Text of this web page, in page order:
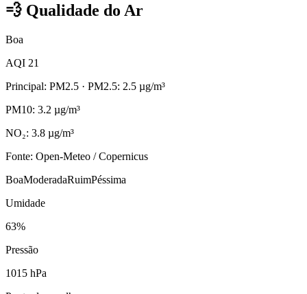
💨 Qualidade do Ar
Boa
AQI 21
Principal: PM2.5 · PM2.5: 2.5 µg/m³
PM10: 3.2 µg/m³
NO₂: 3.8 µg/m³
Fonte: Open-Meteo / Copernicus
BoaModeradaRuimPéssima
Umidade
63%
Pressão
1015 hPa